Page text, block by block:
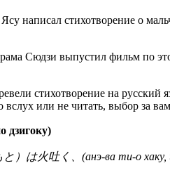
написал стихотворение о
Сюдзи выпустил фильм по
стихотворение на
вслух или не читать, выбор за
дзигоку)
）は火吐く、(анэ-ва ти-о хаку,